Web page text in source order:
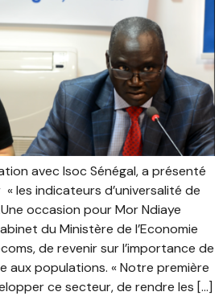
avec Isoc Sénégal, a présenté
les indicateurs d’universalité de
occasion pour Mor Ndiaye
du Ministère de l’Economie
de revenir sur l’importance de
aux populations. « Notre première
ce secteur, de rendre les […]